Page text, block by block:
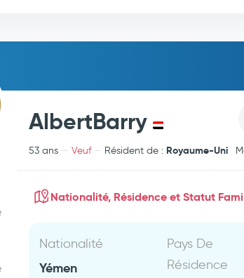
AlbertBarry
53 ans Veuf Résident de : Royaume-Uni
Nationalité, Résidence et Statut
Nationalité
Yémen
Pays De
Résidence